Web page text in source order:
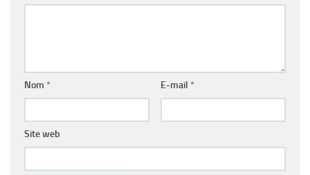
Nom * E-mail *
Site web